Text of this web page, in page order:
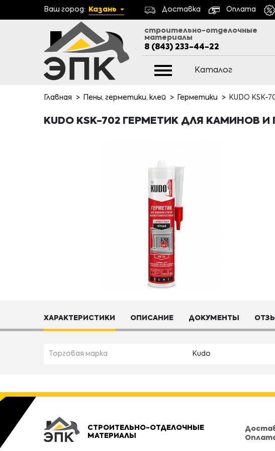
Ваш город: Казань Доставка Оплата
строительно-отделочные
материалы
8 (843) 233-44-22
Каталог
Главная Пены, герметики, клей Герметики KUDO KSK-
KUDO KSK-702 ГЕРМЕТИК ДЛЯ КАМИНОВ
ХАРАКТЕРИСТИКИ ОПИСАНИЕ ДОКУМЕНТЫ
Торговая марка Kudo
СТРОИТЕЛЬНО-ОТДЕЛОЧНЫЕ
МАТЕРИАЛЫ